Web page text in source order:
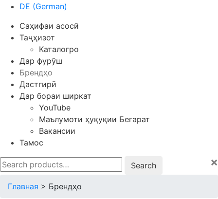
DE (German)
Саҳифаи асосӣ
Таҷҳизот
Каталогро
Дар фурӯш
Брендҳо
Дастгирӣ
Дар бораи ширкат
YouTube
Маълумоти ҳуқуқии Бегарат
Вакансии
Тамос
Search
for:
×
Главная > Брендҳо